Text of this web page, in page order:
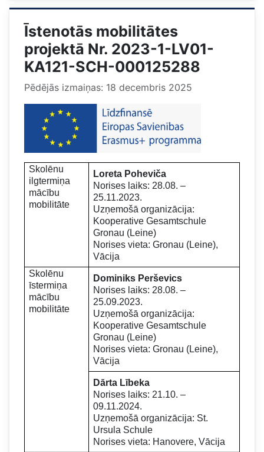
Īstenotās mobilitātes
projektā Nr. 2023-1-LV01-
KA121-SCH-000125288
Pēdējās izmaiņas: 18 decembris 2025
Skolēnu
ilgtermiņa
mācību
mobilitāte
Loreta Poheviča
Norises laiks: 28.08. –
25.11.2023.
Uzņemošā organizācija:
Kooperative Gesamtschule
Gronau (Leine)
Norises vieta: Gronau (Leine),
Vācija
Skolēnu
īstermiņa
mācību
mobilitāte
Dominiks Perševics
Norises laiks: 28.08. –
25.09.2023.
Uzņemošā organizācija:
Kooperative Gesamtschule
Gronau (Leine)
Norises vieta: Gronau (Leine),
Vācija
Dārta Lībeka
Norises laiks: 21.10. –
09.11.2024.
Uzņemošā organizācija: St.
Ursula Schule
Norises vieta: Hanovere, Vācija